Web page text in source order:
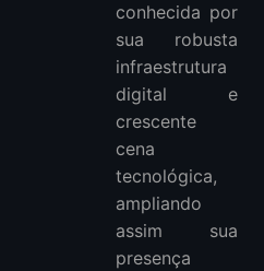
conhecida por
sua robusta
infraestrutura
digital e
crescente
cena
tecnológica,
ampliando
assim sua
presença